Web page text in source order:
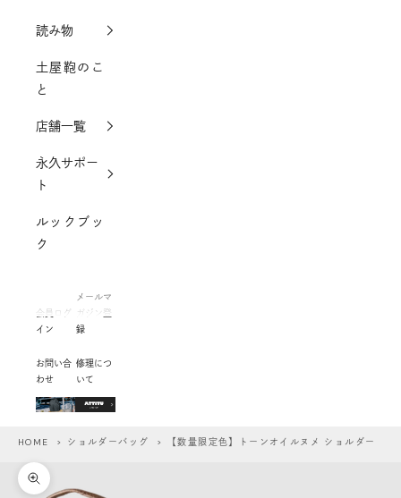
読み物
土屋鞄のこ
と
店舗一覧
永久サポー
ト
ルックブッ
ク
会員ログ
イン
メールマ
ガジン登
録
お問い合
わせ
修理につ
いて
HOME > ショルダーバッグ > 【数量限定色】トーンオイルヌメ ショルダー
ズームイン